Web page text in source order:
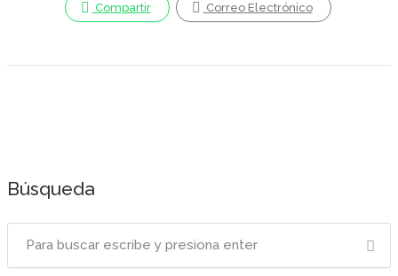
Compartir Correo Electrónico
Búsqueda